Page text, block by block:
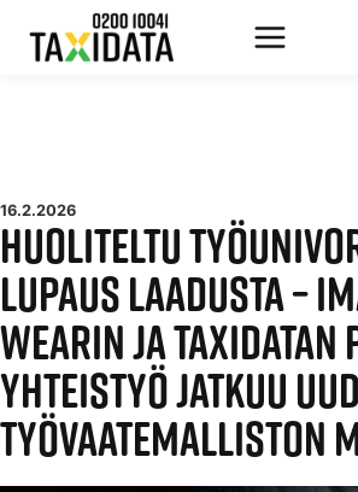
sisältöön
16.2.2026
HUOLITELTU
LUPAUS LAADUSTA –
WEARIN JA TAXIDATAN
YHTEISTYÖ JATKUU
TYÖVAATEMALLISTON